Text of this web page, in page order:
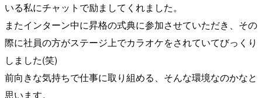
いる私にチャットで励ましてくれました。
またインターン中に昇格の式典に参加させていただき、その
際に社員の方がステージ上でカラオケをされていてびっくり
しました(笑)
前向きな気持ちで仕事に取り組める、そんな環境なのかなと
思います。